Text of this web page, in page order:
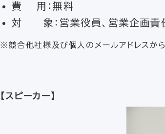
費 用：無料
対 象：営業役員、営業企画責
※競合他社様及び個人のメールアドレスか
【スピーカー】